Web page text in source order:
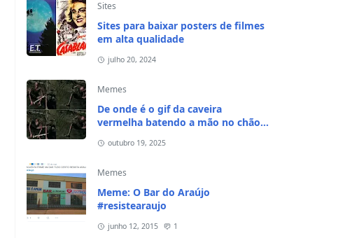
Sites
Sites para baixar posters de filmes
em alta qualidade
julho 20, 2024
Memes
De onde é o gif da caveira
vermelha batendo a mão no chão e
outubro 19, 2025
Memes
Meme: O Bar do Araújo
#resistearaujo
junho 12, 2015 1